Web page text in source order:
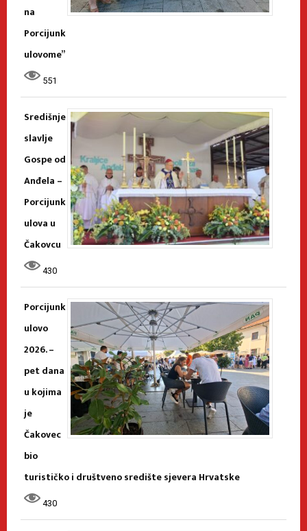
na
Porcijunk
ulovome”
551
Središnje
slavlje
Gospe od
Anđela –
Porcijunk
ulova u
Čakovcu
430
Porcijunk
ulovo
2026. –
pet dana
u kojima
je
Čakovec
bio
turističko i društveno središte sjevera Hrvatske
430